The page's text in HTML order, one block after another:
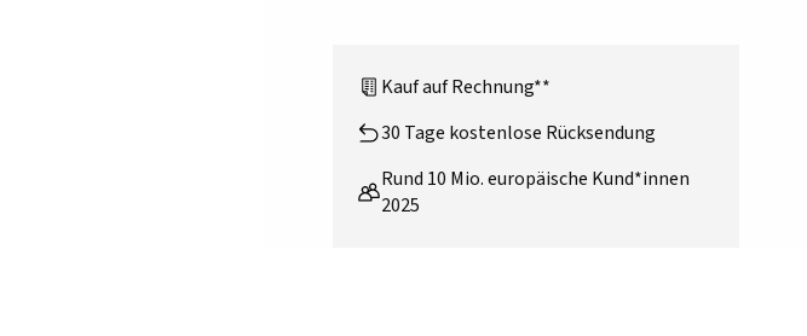
Kauf auf Rechnung**
30 Tage kostenlose Rücksendung
Rund 10 Mio. europäische Kund*innen
2025